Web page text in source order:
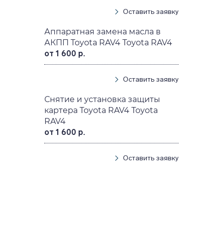
Оставить заявку
Аппаратная замена масла в
АКПП Toyota RAV4 Toyota RAV4
от 1 600 р.
Оставить заявку
Снятие и установка защиты
картера Toyota RAV4 Toyota
RAV4
от 1 600 р.
Оставить заявку